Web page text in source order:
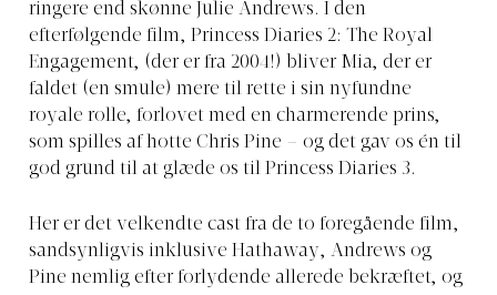
ringere end skønne Julie Andrews. I den
efterfølgende film, Princess Diaries 2: The Royal
Engagement, (der er fra 2004!) bliver Mia, der er
faldet (en smule) mere til rette i sin nyfundne
royale rolle, forlovet med en charmerende prins,
som spilles af hotte Chris Pine – og det gav os én til
god grund til at glæde os til Princess Diaries 3.
Her er det velkendte cast fra de to foregående film,
sandsynligvis inklusive Hathaway, Andrews og
Pine nemlig efter forlydende allerede bekræftet, og